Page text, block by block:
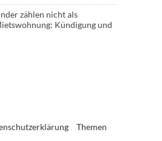
zählen nicht als
Kündigung und
Themen